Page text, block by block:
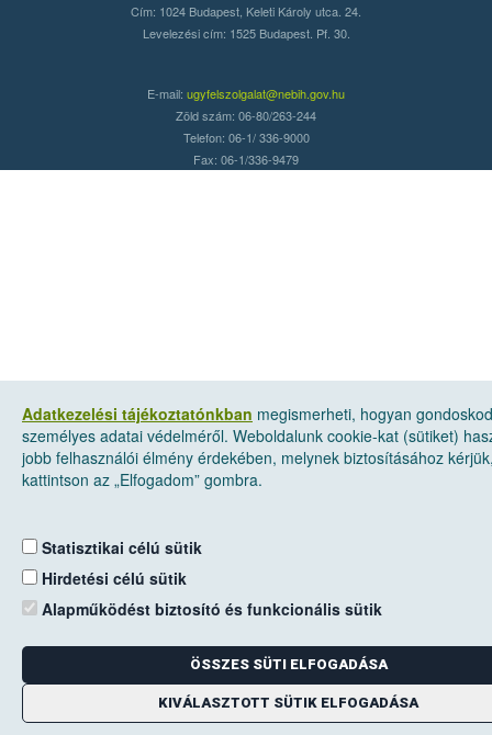
Adatkezelési tájékoztatónkban megismerheti, hogyan
személyes adatai védelméről. Weboldalunk cookie-kat (sütiket)
jobb felhasználói élmény érdekében, melynek biztosításához
kattintson az „Elfogadom” gombra.
Statisztikai célú sütik
Hirdetési célú sütik
Alapműködést biztosító és funkcionális sütik
ÖSSZES SÜTI ELFOGADÁSA
KIVÁLASZTOTT SÜTIK ELFOGADÁSA
Cím: 1024 Budapest, Keleti Károly utca. 24.
Levelezési cím: 1525 Budapest. Pf. 30.
E-mail: ugyfelszolgalat@nebih.gov.hu
Zöld szám: 06-80/263-244
Telefon: 06-1/ 336-9000
Fax: 06-1/336-9479